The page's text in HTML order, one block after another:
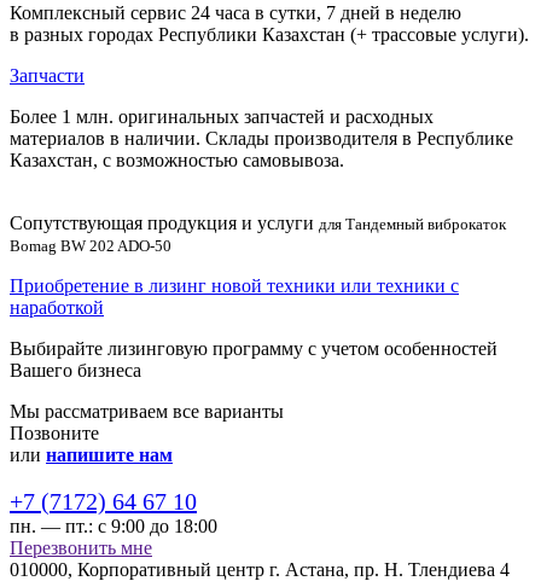
Комплексный сервис 24 часа в сутки, 7 дней в неделю
в разных городах Республики Казахстан (+ трассовые услуги).
Запчасти
Более 1 млн. оригинальных запчастей и расходных
материалов в наличии. Склады производителя в Республике
Казахстан, с возможностью самовывоза.
Сопутствующая продукция и услуги для Тандемный виброкаток
Bomag BW 202 ADO-50
Приобретение в лизинг новой техники или техники с
наработкой
Выбирайте лизинговую программу с учетом особенностей
Вашего бизнеса
Мы рассматриваем все варианты
Позвоните
или напишите нам
+7 (7172) 64 67 10
пн. — пт.: с 9:00 до 18:00
Перезвонить мне
010000, Корпоративный центр г. Астана, пр. Н. Тлендиева 4